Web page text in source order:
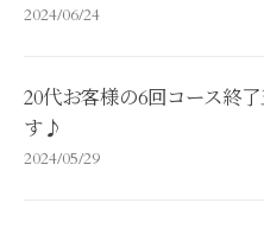
2024/06/24
20代お客様の6回コース終
す♪
2024/05/29